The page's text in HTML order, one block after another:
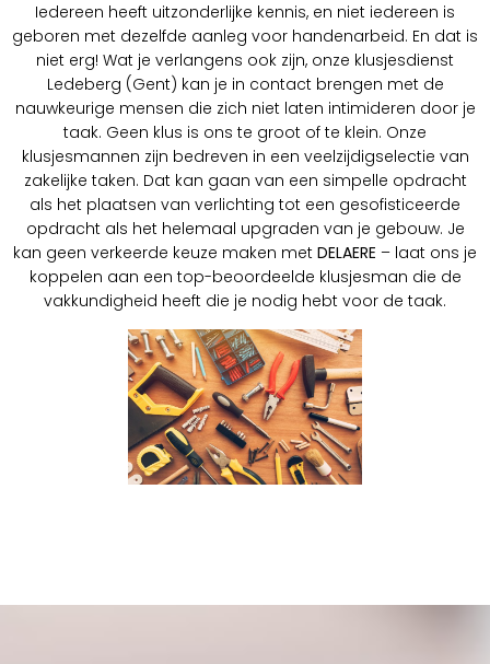
Iedereen heeft uitzonderlijke kennis, en niet iedereen is
geboren met dezelfde aanleg voor handenarbeid. En dat is
niet erg! Wat je verlangens ook zijn, onze klusjesdienst
Ledeberg (Gent) kan je in contact brengen met de
nauwkeurige mensen die zich niet laten intimideren door je
taak. Geen klus is ons te groot of te klein. Onze
klusjesmannen zijn bedreven in een veelzijdigselectie van
zakelijke taken. Dat kan gaan van een simpelle opdracht
als het plaatsen van verlichting tot een gesofisticeerde
opdracht als het helemaal upgraden van je gebouw. Je
kan geen verkeerde keuze maken met DELAERE – laat ons je
koppelen aan een top-beoordeelde klusjesman die de
vakkundigheid heeft die je nodig hebt voor de taak.